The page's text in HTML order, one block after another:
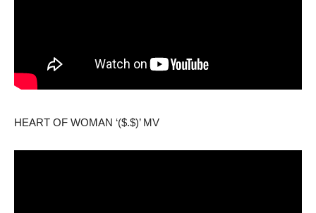
HEART OF WOMAN ‘($.$)’ MV